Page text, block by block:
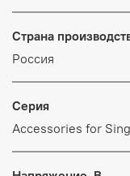
Страна
Россия
Серия
Accessories for